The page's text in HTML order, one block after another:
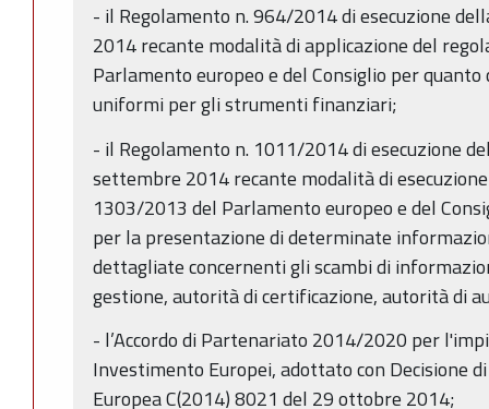
- il Regolamento n. 964/2014 di esecuzione
2014 recante modalità di applicazione del
Parlamento europeo e del Consiglio per
uniformi per gli strumenti finanziari;
- il Regolamento n. 1011/2014 di esecuzione
settembre 2014 recante modalità di
1303/2013 del Parlamento europeo e del
per la presentazione di determinate
dettagliate concernenti gli scambi di
gestione, autorità di certificazione, autorità di
- l’Accordo di Partenariato 2014/2020 per
Investimento Europei, adottato con Decisione
Europea C(2014) 8021 del 29 ottobre 2014;